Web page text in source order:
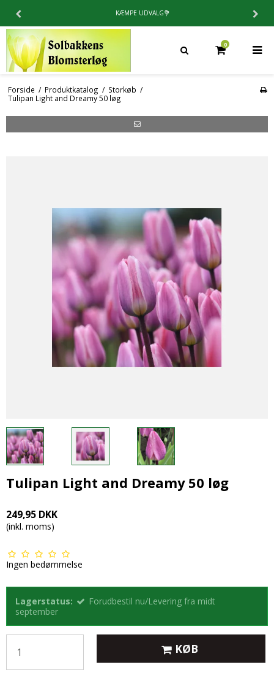
4.9 / 5⭐️PÅ
0
Forside / Produktkatalog / Storkøb /
Tulipan Light and Dreamy 50 løg
Tulipan Light and Dreamy 50 løg
249,95 DKK
(inkl. moms)
Ingen bedømmelse
Lagerstatus:
Forudbestil nu/Levering fra midt
september
KØB